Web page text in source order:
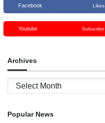
Facebook Likes
Youtube Subscribe
Archives
Archives
Popular News